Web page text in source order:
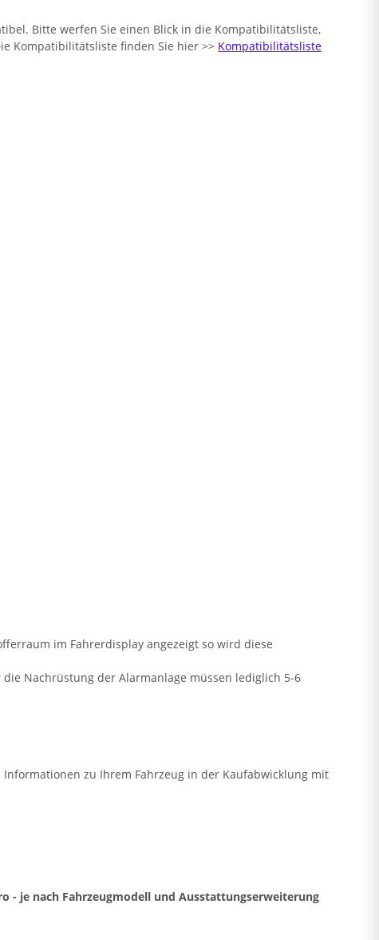
Bitte werfen Sie einen Blick in die Kompatibilitätsliste,
Kompatibilitätsliste finden Sie hier >> Kompatibilitätsliste
im Fahrerdisplay angezeigt so wird diese
Nachrüstung der Alarmanlage müssen lediglich 5-6
zu Ihrem Fahrzeug in der Kaufabwicklung mit
- je nach Fahrzeugmodell und Ausstattungserweiterung